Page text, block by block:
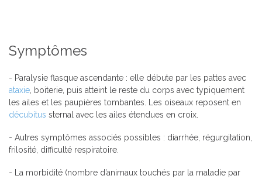
Symptômes
- Paralysie flasque ascendante : elle débute par les pattes avec
ataxie , boiterie, puis atteint le reste du corps avec typiquement
les ailes et les paupières tombantes. Les oiseaux reposent en
décubitus sternal avec les ailes étendues en croix.
- Autres symptômes associés possibles : diarrhée, régurgitation,
frilosité, difficulté respiratoire.
- La morbidité (nombre d’animaux touchés par la maladie par